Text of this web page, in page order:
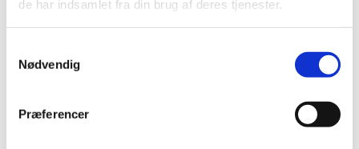
de har indsamlet fra din brug af deres tjenester.
Nødvendig
Præferencer